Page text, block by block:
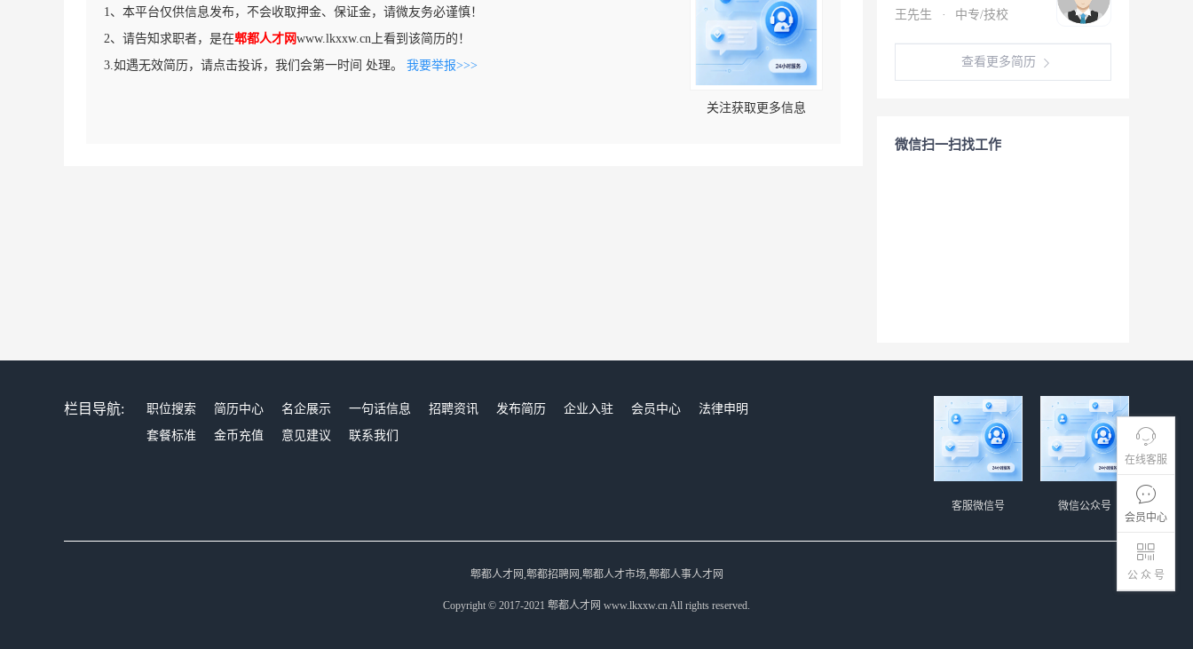
在线客服
会员中心
公 众 号
1、本平台仅供信息发布，不会收取押金、保证金，请微友务必谨慎！
2、请告知求职者，是在郫都人才网www.lkxxw.cn上看到该简历的！
3.如遇无效简历，请点击投诉，我们会第一时间 处理。 我要举报>>>
关注获取更多信息
王先生 · 中专/技校
查看更多简历
微信扫一扫找工作
栏目导航: 职位搜索 简历中心 名企展示 一句话信息 招聘资讯 发布简历 企业入驻 会员中心
法律申明
套餐标准
金币充值 意见建议 联系我们
微信公众号
客服微信号
郫都人才网,郫都招聘网,郫都人才市场,郫都人事人才网
Copyright © 2017-2021 郫都人才网 www.lkxxw.cn All rights reserved.